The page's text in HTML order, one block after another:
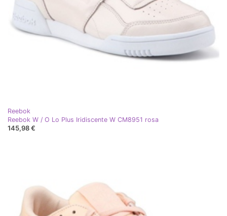
Reebok
Reebok W / O Lo Plus Iridiscente W CM8951 rosa
145,98 €